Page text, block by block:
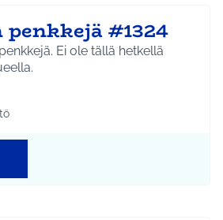
#1324
Ei ole tällä hetkellä
mukaan: Hyrylä
teeman mukaan: Ympäristö